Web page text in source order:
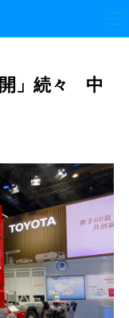
開」続々 中